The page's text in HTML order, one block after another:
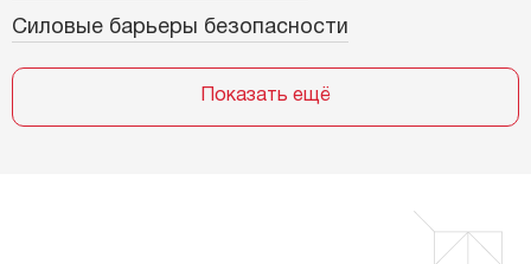
Силовые барьеры безопасности
Показать ещё